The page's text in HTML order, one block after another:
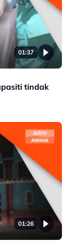
01:37
tindak
01:26